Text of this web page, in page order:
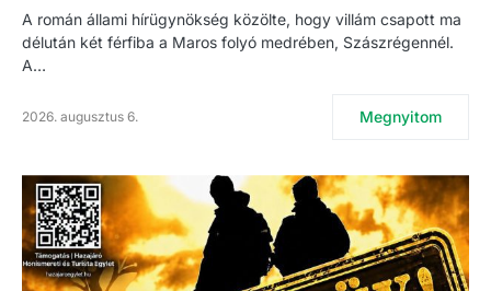
A román állami hírügynökség közölte, hogy villám csapott ma
délután két férfiba a Maros folyó medrében, Szászrégennél.
A…
2026. augusztus 6. Megnyitom